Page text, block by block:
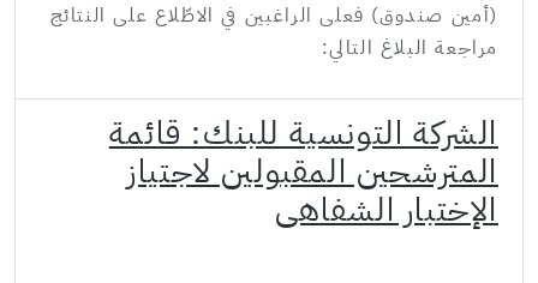
(أمين صندوق) فعلى الراغبين في الاطّلاع على النتائج
مراجعة البلاغ التالي:
الشركة التونسية للبنك: قائمة
المترشحين المقبولين لاجتياز
الإختبار الشفاهي